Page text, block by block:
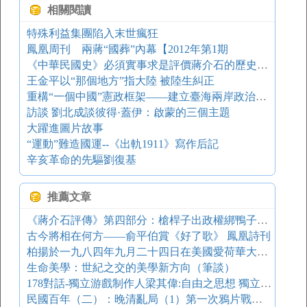
相關閱讀
特殊利益集團陷入末世瘋狂
鳳凰周刊 兩蔣“國葬”內幕【2012年第1期
《中華民國史》必須實事求是評價蔣介石的歷史功過
王金平以“那個地方”指大陸 被陸生糾正
重構“一個中國”憲政框架——建立臺海兩岸政治關系新平衡的理論探索（之一）
訪談 劉北成談彼得·蓋伊：啟蒙的三個主題
大躍進圖片故事
“運動”難造國運--《出軌1911》寫作后記
辛亥革命的先驅劉復基
推薦文章
《蔣介石評傳》第四部分：槍桿子出政權綁鴨子上架的北伐
古今將相在何方——俞平伯賞《好了歌》 鳳凰詩刊
柏揚於一九八四年九月二十四日在美國愛荷華大學講辭 丑陋的中國人
生命美學：世紀之交的美學新方向（筆談）
178對話-獨立游戲制作人梁其偉:自由之思想 獨立之靈魂
民國百年（二）：晚清亂局（1）第一次鴉片戰爭（上）